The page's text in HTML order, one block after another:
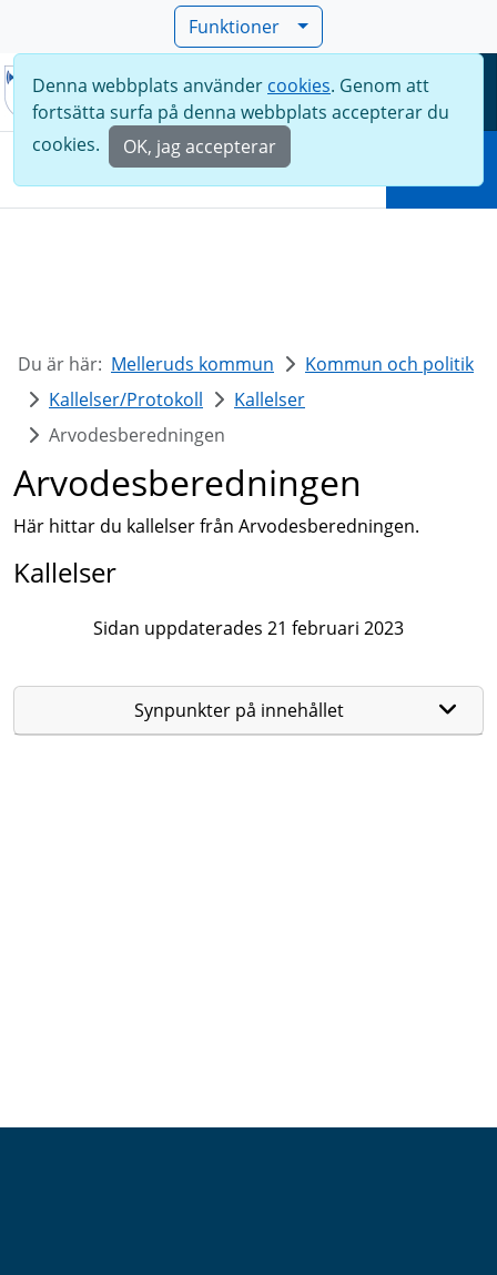
Funktioner
Meny
Denna webbplats använder cookies. Genom att
fortsätta surfa på denna webbplats accepterar du
cookies.
OK, jag accepterar
Du är här: Melleruds kommun
Kommun och politik
Kallelser/Protokoll
Kallelser
Arvodesberedningen
Arvodesberedningen
Här hittar du kallelser från Arvodesberedningen.
Kallelser
Sidan uppdaterades 21 februari 2023
Synpunkter på innehållet